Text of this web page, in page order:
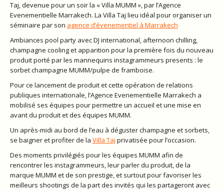
Taj, devenue pour un soir la « Villa MUMM », par l’Agence
Evenementielle Marrakech. La Villa Taj lieu idéal pour organiser un
séminaire par son agence d’évenementiel à Marrakech
Ambiances pool party avec DJ international, afternoon chilling,
champagne cooling et apparition pour la première fois du nouveau
produit porté par les mannequins instagrammeurs presents : le
sorbet champagne MUMM/pulpe de framboise.
Pour ce lancement de produit et cette opération de relations
publiques internationale, l’Agence Evenementielle Marrakech a
mobilisé ses équipes pour permettre un accueil et une mise en
avant du produit et des équipes MUMM.
Un après-midi au bord de l’eau à déguster champagne et sorbets,
se baigner et profiter de la Villa Taj privatisée pour l’occasion.
Des moments privilégiés pour les équipes MUMM afin de
rencontrer les instagrammeurs, leur parler du produit, de la
marque MUMM et de son prestige, et surtout pour favoriser les
meilleurs shootings de la part des invités qui les partageront avec